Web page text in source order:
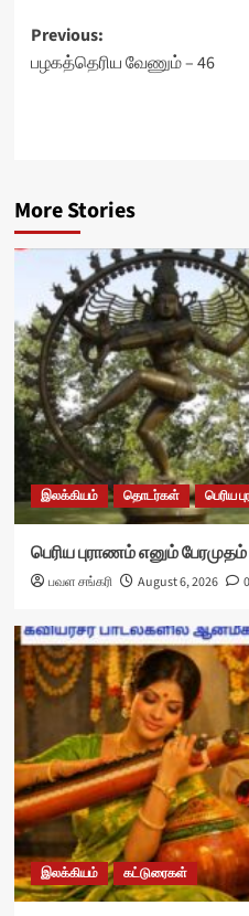
Post
navigation
Previous:
பழகத்தெரிய வேணும் – 46
More Stories
இலக்கியம் தொடர்கள் பெரிய
பெரிய புராணம் எனும் பேரமுதம்
பவள சங்கரி August 6, 2026 0
இலக்கியம் கட்டுரைகள்